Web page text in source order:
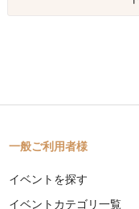
一般ご利用者様
イベントを探す
イベントカテゴリ一覧